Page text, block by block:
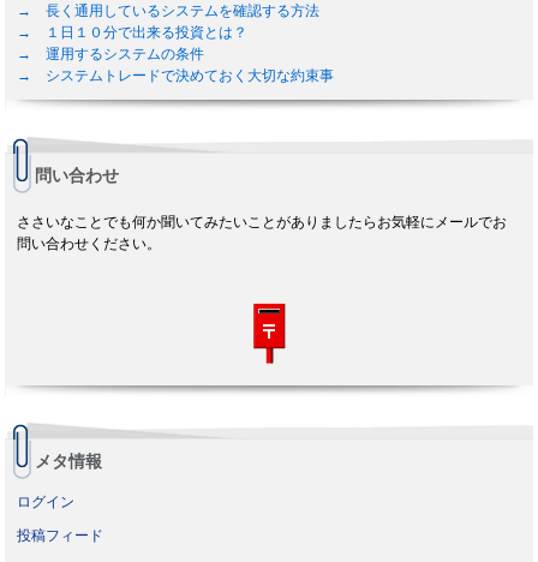
→ 長く通用しているシステムを確認する方法
→ １日１０分で出来る投資とは？
→ 運用するシステムの条件
→ システムトレードで決めておく大切な約束事
問い合わせ
ささいなことでも何か聞いてみたいことがありましたらお気軽にメールでお
問い合わせください。
メタ情報
ログイン
投稿フィード